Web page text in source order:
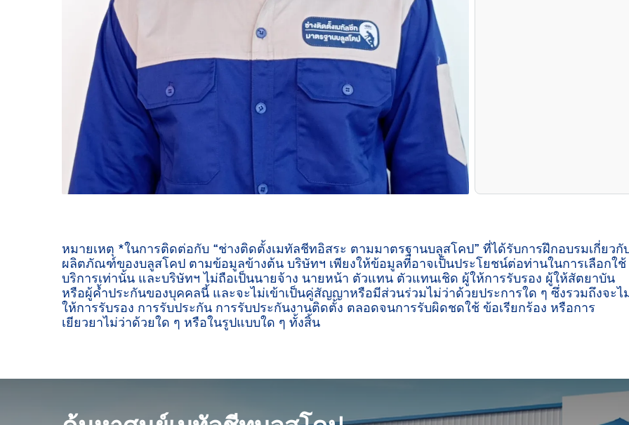
หมายเหตุ *ในการติดต่อกับ “ช่างติดตั้งเมทัลชีทอิสระ ตามมาตรฐานบลูสโคป” ที่ได้รับการฝึกอบรมเกี่ยวกั
ผลิตภัณฑ์ของบลูสโคป ตามข้อมูลข้างต้น บริษัทฯ เพียงให้ข้อมูลที่อาจเป็นประโยชน์ต่อท่านในการเลือกใช้
บริการเท่านั้น และบริษัทฯ ไม่ถือเป็นนายจ้าง นายหน้า ตัวแทน ตัวแทนเชิด ผู้ให้การรับรอง ผู้ให้สัตยาบัน
หรือผู้ค้ำประกันของบุคคลนี้ และจะไม่เข้าเป็นคู่สัญญาหรือมีส่วนร่วมไม่ว่าด้วยประการใด ๆ ซึ่งรวมถึงจะไ
ให้การรับรอง การรับประกัน การรับประกันงานติดตั้ง ตลอดจนการรับผิดชดใช้ ข้อเรียกร้อง หรือการ
เยียวยาไม่ว่าด้วยใด ๆ หรือในรูปแบบใด ๆ ทั้งสิ้น